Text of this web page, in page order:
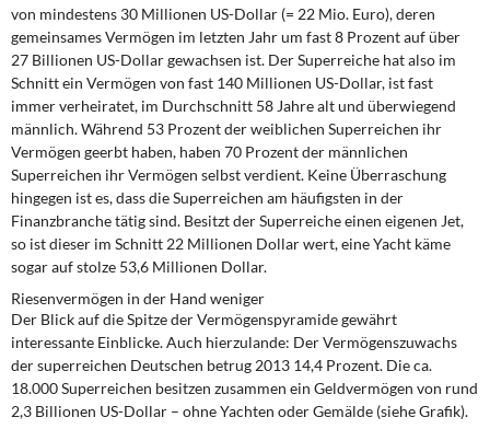
Memo-Gruppe
Institut Solidarische Moderne
Rosa-Luxemburg-Stiftung
Über mich
Kontakt
von mindestens 30 Millionen US-Dollar (= 22 Mio. Euro), deren
gemeinsames Vermögen im letzten Jahr um fast 8 Prozent auf über
27 Billionen US-Dollar gewachsen ist. Der Superreiche hat also im
Schnitt ein Vermögen von fast 140 Millionen US-Dollar, ist fast
immer verheiratet, im Durchschnitt 58 Jahre alt und überwiegend
männlich. Während 53 Prozent der weiblichen Superreichen ihr
Vermögen geerbt haben, haben 70 Prozent der männlichen
Superreichen ihr Vermögen selbst verdient. Keine Überraschung
hingegen ist es, dass die Superreichen am häufigsten in der
Finanzbranche tätig sind. Besitzt der Superreiche einen eigenen Jet,
so ist dieser im Schnitt 22 Millionen Dollar wert, eine Yacht käme
sogar auf stolze 53,6 Millionen Dollar.
Riesenvermögen in der Hand weniger
Der Blick auf die Spitze der Vermögenspyramide gewährt
interessante Einblicke. Auch hierzulande: Der Vermögenszuwachs
der superreichen Deutschen betrug 2013 14,4 Prozent. Die ca.
18.000 Superreichen besitzen zusammen ein Geldvermögen von rund
2,3 Billionen US-Dollar – ohne Yachten oder Gemälde (siehe Grafik).